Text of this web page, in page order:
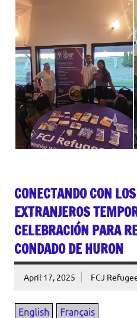
CONECTANDO CON
EXTRANJEROS
CELEBRACIÓN PARA
CONDADO DE HURON
April 17, 2025 FCJ